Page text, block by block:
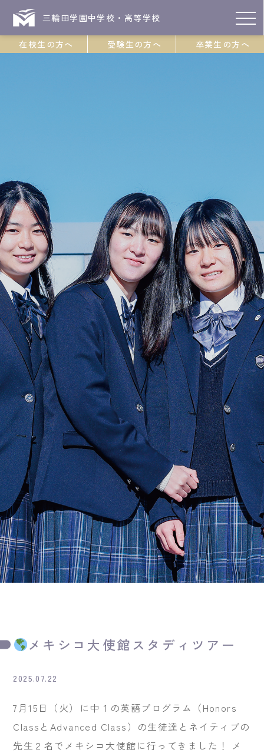
在校生の方へ 受験生の方へ 卒業生の方へ
三輪田学園中学校・高等学校
メキシコ大使館スタディツアー
2025.07.22
7月15日（火）に中１の英語プログラム（Honors
ClassとAdvanced Class）の生徒達とネイティブの
先生２名でメキシコ大使館に行ってきました！ メ